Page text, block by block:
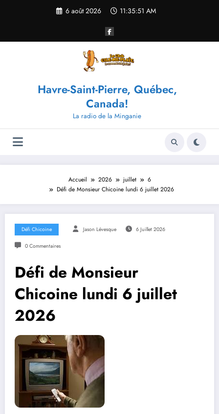
6 août 2026 11:35:52 AM
Havre-Saint-Pierre, Québec,
Canada!
La radio de la Minganie
Accueil 2026 juillet
6
Défi de Monsieur Chicoine lundi 6 juillet 2026
Défi Chicoine Jason Lévesque 6 Juillet 2026
0 Commentaires
Défi de Monsieur
Chicoine lundi 6 juillet
2026